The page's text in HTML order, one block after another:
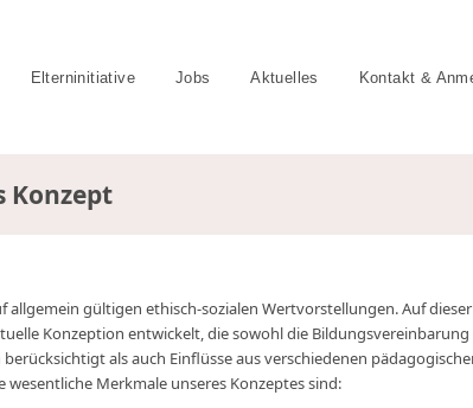
Elterninitiative Jobs Aktuelles Kontakt &
Konzept
allgemein gültigen ethisch-sozialen Wertvorstellungen. Auf dieser
Konzeption entwickelt, die sowohl die Bildungsvereinbarung
als auch Einflüsse aus verschiedenen
wesentliche Merkmale unseres Konzeptes sind: